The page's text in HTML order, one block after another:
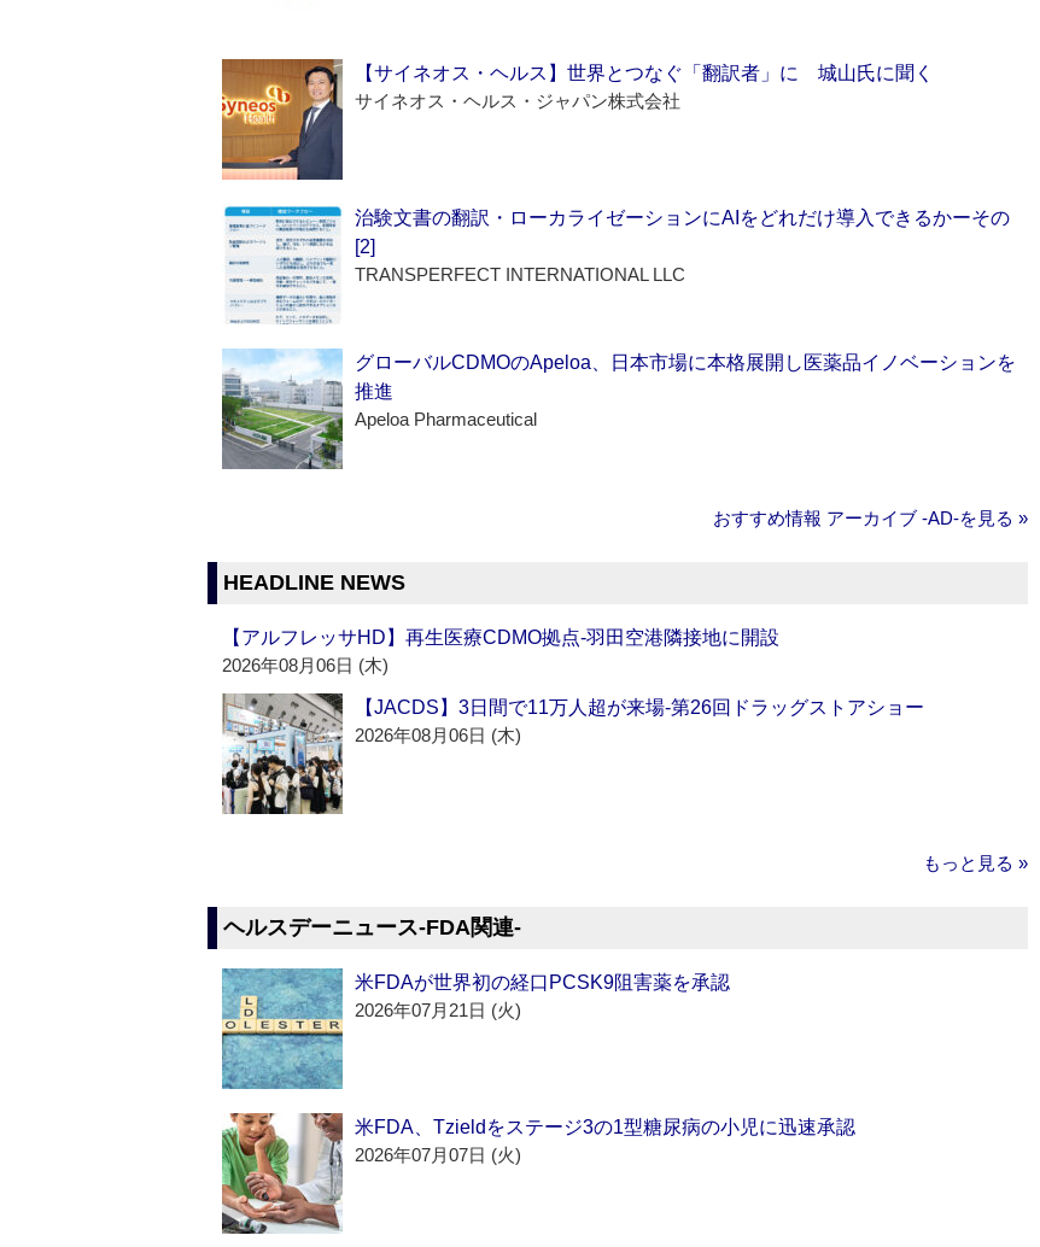
【サイネオス・ヘルス】世界とつなぐ「翻訳者」に 城山氏に聞く
サイネオス・ヘルス・ジャパン株式会社
治験文書の翻訳・ローカライゼーションにAIをどれだけ導入できるかーその
[2]
TRANSPERFECT INTERNATIONAL LLC
グローバルCDMOのApeloa、日本市場に本格展開し医薬品イノベーションを
推進
Apeloa Pharmaceutical
おすすめ情報 アーカイブ ‐AD‐を見る »
HEADLINE NEWS
【アルフレッサHD】再生医療CDMO拠点‐羽田空港隣接地に開設
2026年08月06日 (木)
【JACDS】3日間で11万人超が来場‐第26回ドラッグストアショー
2026年08月06日 (木)
もっと見る »
ヘルスデーニュース‐FDA関連‐
米FDAが世界初の経口PCSK9阻害薬を承認
2026年07月21日 (火)
米FDA、Tzieldをステージ3の1型糖尿病の小児に迅速承認
2026年07月07日 (火)